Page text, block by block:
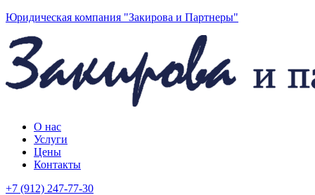
Юридическая компания "Закирова и Партнеры"
О нас
Услуги
Цены
Контакты
+7 (912) 247-77-30